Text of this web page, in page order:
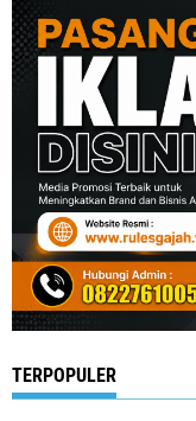
TERPOPULER